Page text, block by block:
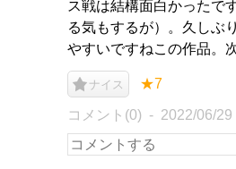
ス戦は結構面白かったで
る気もするが）。久しぶ
やすいですねこの作品。
ナイス ★7
コメント(0) 2022/06/29